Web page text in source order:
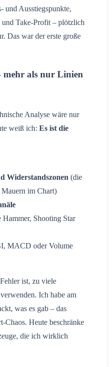
und Ausstiegspunkte,
Take-Profit – plötzlich
Das war der erste große
mehr als nur Linien
Analyse wäre nur
weiß ich: Es ist die
Widerstandszonen (die
im Chart)
Hammer, Shooting Star
MACD oder Volume
ist, zu viele
Ich habe am
was es gab – das
Chaos. Heute beschränke
die ich wirklich